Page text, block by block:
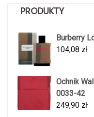
PRODUKTY
Burberry
104,08 zł
Ochnik
0033-42
249,90 zł